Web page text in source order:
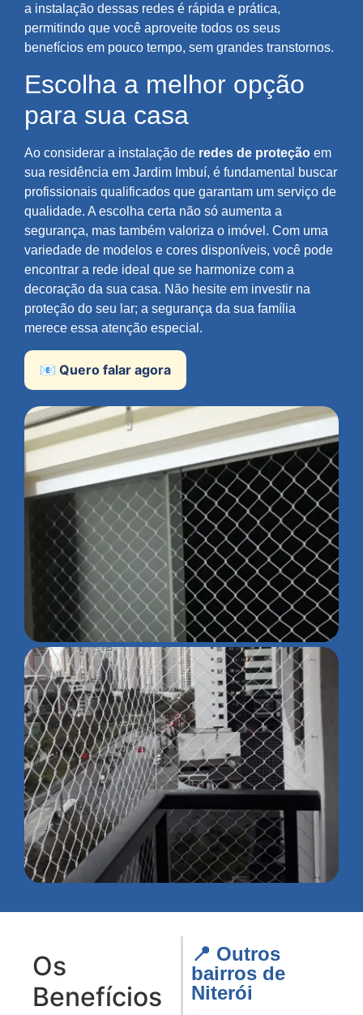
a instalação dessas redes é rápida e prática,
permitindo que você aproveite todos os seus
benefícios em pouco tempo, sem grandes transtornos.
Escolha a melhor opção
para sua casa
Ao considerar a instalação de redes de proteção em
sua residência em Jardim Imbuí, é fundamental buscar
profissionais qualificados que garantam um serviço de
qualidade. A escolha certa não só aumenta a
segurança, mas também valoriza o imóvel. Com uma
variedade de modelos e cores disponíveis, você pode
encontrar a rede ideal que se harmonize com a
decoração da sua casa. Não hesite em investir na
proteção do seu lar; a segurança da sua família
merece essa atenção especial.
📧 Quero falar agora
Os
Benefícios
📍 Outros
bairros de
Niterói​